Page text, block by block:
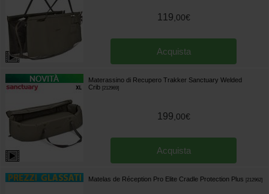
119 00€
Acquista
Materassino di Recupero Trakker Sanctuary Welded
Crib
212969]
199 00€
Acquista
Matelas de Réception Pro Elite Cradle Protection Plus 212962]